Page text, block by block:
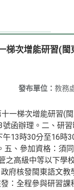
梯次增能研習(閩
發布單位： 教務
一梯次增能研習(
函辦理。二、研
午13時30分至16時
五、參加資格：須
之高級中等以下學
府核發閩東語文教
：全程參與研習課